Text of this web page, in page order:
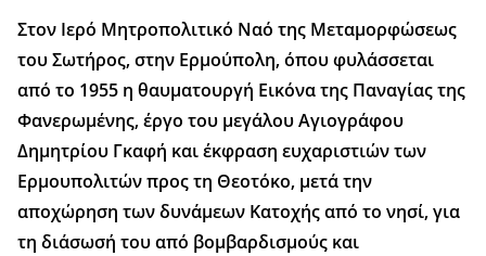
Στον Ιερό Μητροπολιτικό Ναό της Μεταμορφώσεως
του Σωτήρος, στην Ερμούπολη, όπου φυλάσσεται
από το 1955 η θαυματουργή Εικόνα της Παναγίας της
Φανερωμένης, έργο του μεγάλου Αγιογράφου
Δημητρίου Γκαφή και έκφραση ευχαριστιών των
Ερμουπολιτών προς τη Θεοτόκο, μετά την
αποχώρηση των δυνάμεων Κατοχής από το νησί, για
τη διάσωσή του από βομβαρδισμούς και